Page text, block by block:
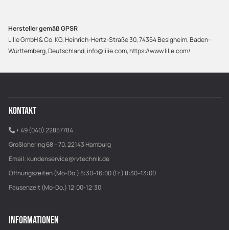
Hersteller gemäß GPSR
Lilie GmbH & Co. KG, Heinrich-Hertz-Straße 30, 74354 Besigheim, Baden-
Württemberg, Deutschland, info@lilie.com, https://www.lilie.com/
KONTAKT
+ 49 (040) 22857784
Großlohering 68 – 70, 22143 Hamburg
Email: kundenservice@rvtechnik.de
Öffnungszeiten (Mo-Do.) 8:30–16:00 (Fr.) 8:30–13:00
Pausenzeit (Mo-Do.) 12:00-12:30
INFORMATIONEN